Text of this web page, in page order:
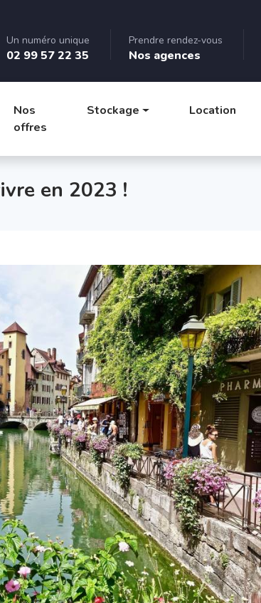
Un numéro unique
02 99 57 22 35
Prendre rendez-vous
Nos agences
Nos
offres
Stockage Location
en 2023 !